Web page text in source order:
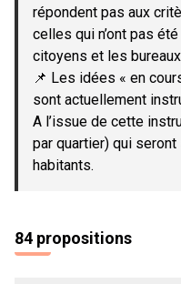
répondent pas aux
celles qui n’ont pas
citoyens et les
📌 Les idées « en
sont actuellement
A l’issue de cette
par quartier) qui
habitants.
84 propositions